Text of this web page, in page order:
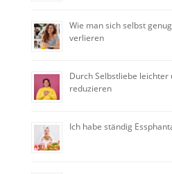
Wie man sich selbst
verlieren
Durch Selbstliebe
reduzieren
Ich habe ständig